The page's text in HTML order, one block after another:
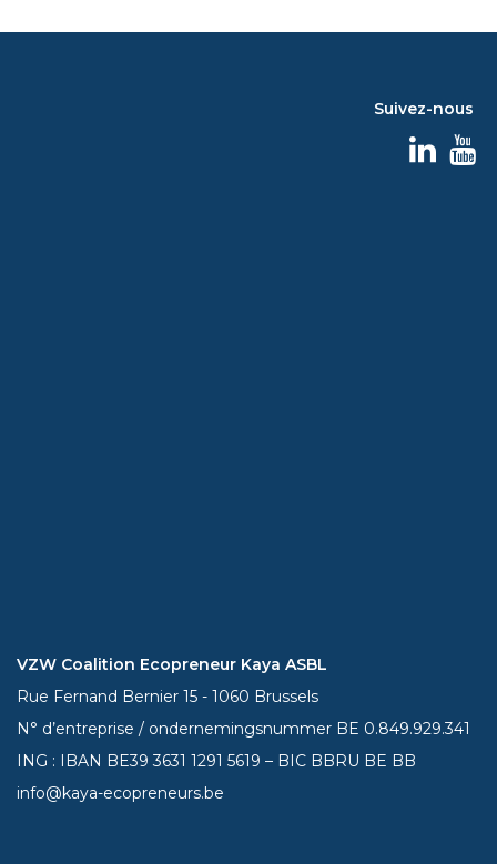
Suivez-nous
VZW Coalition Ecopreneur Kaya ASBL
Rue Fernand Bernier 15 - 1060 Brussels
N° d’entreprise / ondernemingsnummer BE 0.849.929.341
ING : IBAN BE393631 1291 5619 – BIC BBRU BE BB
info@kaya-ecopreneurs.be